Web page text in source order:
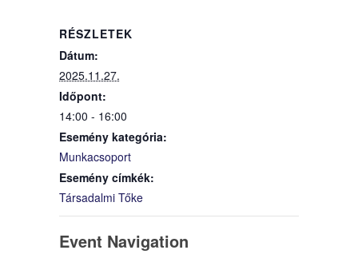
RÉSZLETEK
Dátum:
2025.11.27.
Időpont:
14:00 - 16:00
Esemény kategória:
Munkacsoport
Esemény címkék:
Társadalmi Tőke
Event Navigation